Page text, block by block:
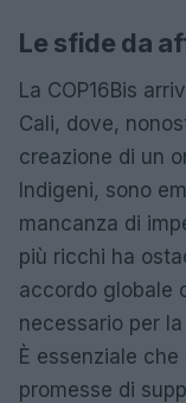
Le sfide da
La COP16Bis
Cali, dove,
creazione di un
Indigeni, sono
mancanza di
più ricchi ha
accordo globale
necessario per
È essenziale
promesse di